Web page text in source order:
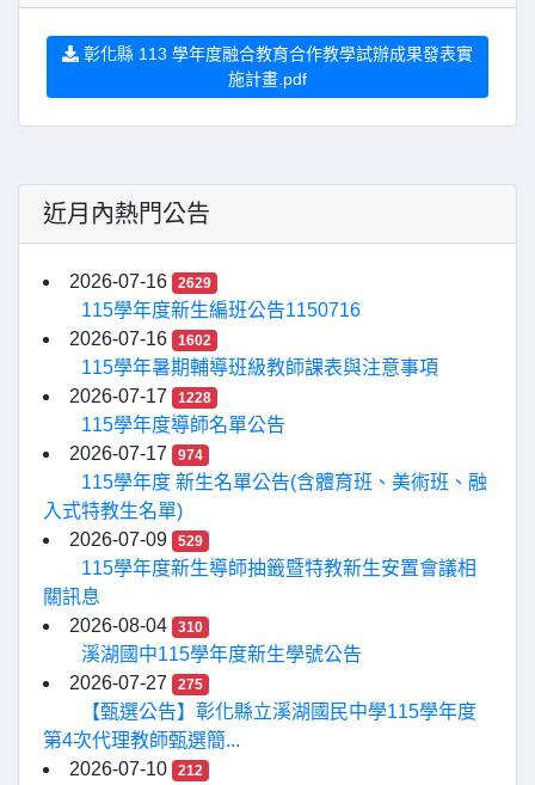
彰化縣 113 學年度融合教育合作教學試辦成果發表實
施計畫.pdf
近月內熱門公告
2026-07-16 2629
115學年度新生編班公告1150716
2026-07-16
1602
115學年暑期輔導班級教師課表與注意事項
2026-07-17
1228
115學年度導師名單公告
2026-07-17
974
115學年度 新生名單公告(含體育班、美術班、融
入式特教生名單)
2026-07-09
529
115學年度新生導師抽籤暨特教新生安置會議相
關訊息
2026-08-04
310
溪湖國中115學年度新生學號公告
2026-07-27
275
【甄選公告】彰化縣立溪湖國民中學115學年度
第4次代理教師甄選簡...
2026-07-10
212